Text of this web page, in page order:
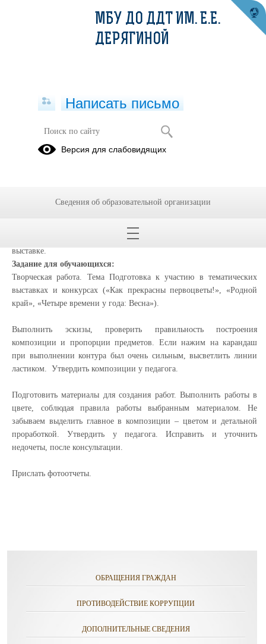
Задание на 14.03.23 и 16.03.23 для 1
группы
Тема занятия:Подготовка к участию в тематической выставке.
Подготовка и оформление работ для участия в
выставке.
Задание для обучающихся:
Творческая работа. Тема Подготовка к участию в тематических
выставках и конкурсах («Как прекрасны первоцветы!», «Родной
край», «Четыре времени у года: Весна»).
Выполнить эскизы, проверить правильность построения
композиции и пропорции предметов. Если нажим на карандаш
при выполнении контура был очень сильным, высветлить линии
ластиком. Утвердить композиции у педагога.
Подготовить материалы для создания работ. Выполнить работы в
цвете,
соблюдая правила работы выбранным материалом. Не
забываем выделить главное в композиции – цветом и детальной
проработкой. Утвердить у педагога. Исправить и уточнить
недочеты, после консультации.
Прислать фотоотчеты.
ОБРАЩЕНИЯ ГРАЖДАН
ПРОТИВОДЕЙСТВИЕ КОРРУПЦИИ
ДОПОЛНИТЕЛЬНЫЕ СВЕДЕНИЯ
МБУ ДО ДДТ ИМ. Е.Е.
ДЕРЯГИНОЙ
Написать письмо
Версия для слабовидящих
Сведения об образовательной организации